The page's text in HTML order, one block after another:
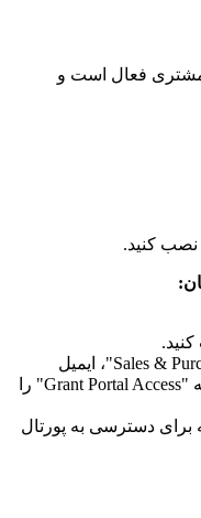
مشتری فعال است و
در تب "Invoicing" یا "Sales & Purchases"، ایمیل
مشتری را وارد کرده و گزینه "Grant Portal Access" را
دسترسی به پورتال